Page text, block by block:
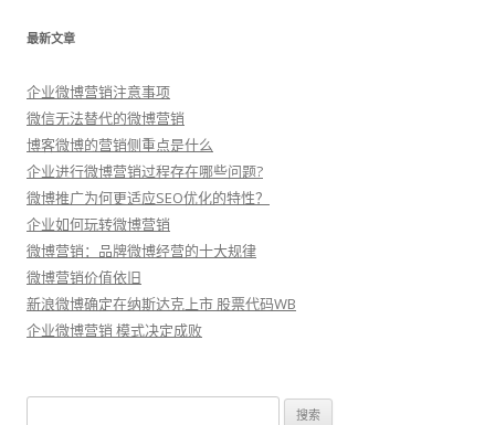
最新文章
企业微博营销注意事项
微信无法替代的微博营销
博客微博的营销侧重点是什么
企业进行微博营销过程存在哪些问题?
微博推广为何更适应SEO优化的特性？
企业如何玩转微博营销
微博营销：品牌微博经营的十大规律
微博营销价值依旧
新浪微博确定在纳斯达克上市 股票代码WB
企业微博营销 模式决定成败